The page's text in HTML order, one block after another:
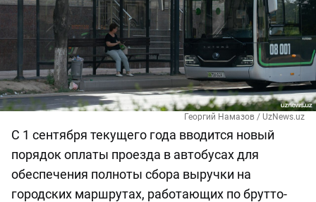
Георгий Намазов / UzNews.uz
С 1 сентября текущего года вводится новый
порядок оплаты проезда в автобусах для
обеспечения полноты сбора выручки на
городских маршрутах, работающих по брутто-